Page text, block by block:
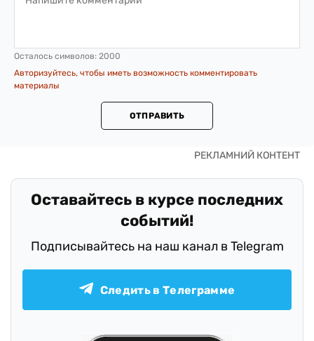
Осталось символов: 2000
Авторизуйтесь, чтобы иметь возможность комментировать
материалы
ОТПРАВИТЬ
Оставайтесь в курсе последних
событий!
Подписывайтесь на наш канал в Telegram
Следить в Телеграмме